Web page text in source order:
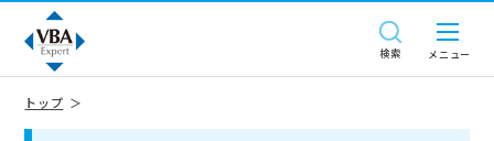
検索
トップ